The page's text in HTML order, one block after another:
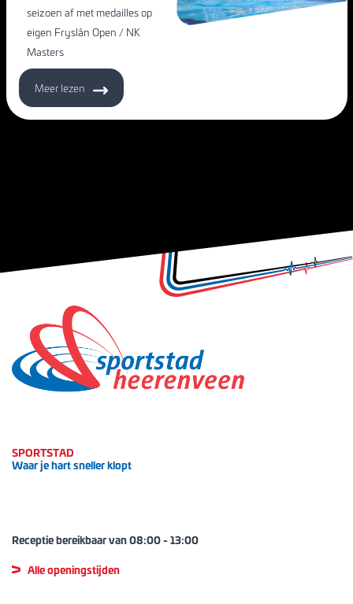
seizoen af met medailles op
eigen Fryslân Open / NK
Masters
Meer lezen
SPORTSTAD
Waar je hart sneller klopt
Receptie bereikbaar van08:00-13:00
Alle openingstijden